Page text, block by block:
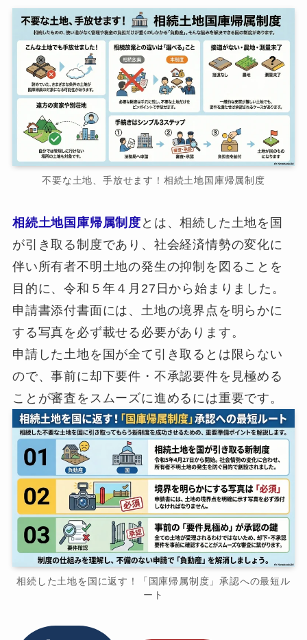
不要な土地、手放せます！相続土地国庫帰属制度
相続土地国庫帰属制度 とは、相続した土地を国
が引き取る制度であり、社会経済情勢の変化に
伴い所有者不明土地の発生の抑制を図ることを
目的に、令和５年４月27日から始まりました。
申請書添付書面には、土地の境界点を明らかに
する写真を必ず載せる必要があります。
申請した土地を国が全て引き取るとは限らない
ので、事前に却下要件・不承認要件を見極める
ことが審査をスムーズに進めるには重要です。
相続した土地を国に返す！「国庫帰属制度」承認への最短ル
ート